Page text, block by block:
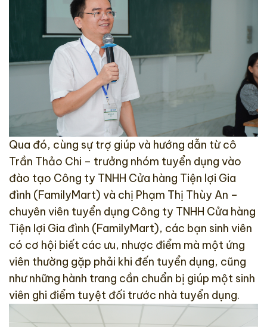
Qua đó, cùng sự trợ giúp và hướng dẫn từ cô
Trần Thảo Chi – trưởng nhóm tuyển dụng vào
đào tạo Công ty TNHH Cửa hàng Tiện lợi Gia
đình (FamilyMart) và chị Phạm Thị Thùy An –
chuyên viên tuyển dụng Công ty TNHH Cửa hàng
Tiện lợi Gia đình (FamilyMart), các bạn sinh viên
có cơ hội biết các ưu, nhược điểm mà một ứng
viên thường gặp phải khi đến tuyển dụng, cũng
như những hành trang cần chuẩn bị giúp một sinh
viên ghi điểm tuyệt đối trước nhà tuyển dụng.